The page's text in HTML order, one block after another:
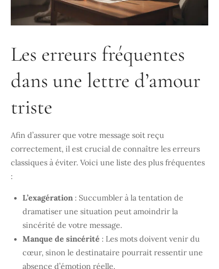
Les erreurs fréquentes
dans une lettre d’amour
triste
Afin d’assurer que votre message soit reçu
correctement, il est crucial de connaître les erreurs
classiques à éviter. Voici une liste des plus fréquentes
:
L’exagération : Succumbler à la tentation de
dramatiser une situation peut amoindrir la
sincérité de votre message.
Manque de sincérité : Les mots doivent venir du
cœur, sinon le destinataire pourrait ressentir une
absence d’émotion réelle.